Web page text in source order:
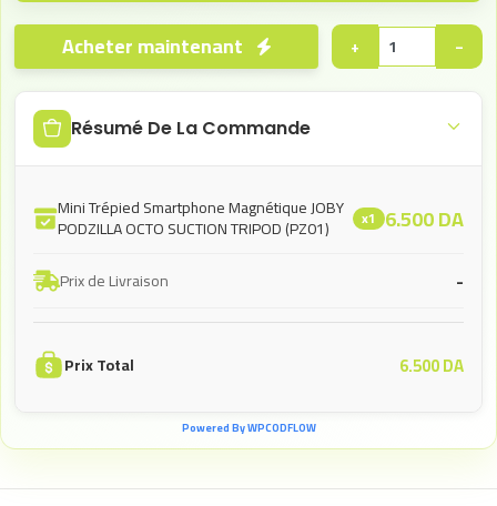
−
+
Acheter maintenant
Résumé De La Commande
Mini Trépied Smartphone Magnétique JOBY
PODZILLA OCTO SUCTION TRIPOD (PZ01) x1 6.500DA
Prix de Livraison -
Prix Total 6.500DA
Powered By WPCODFLOW